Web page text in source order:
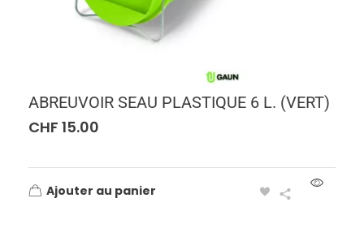
ABREUVOIR SEAU PLASTIQUE 6 L. (VERT)
CHF 15.00
Ajouter au panier